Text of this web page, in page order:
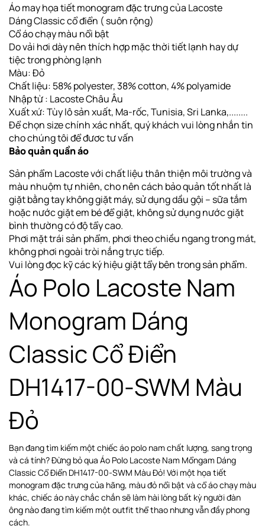
Áo may họa tiết monogram đặc trưng của Lacoste
Dáng Classic cổ điển ( suôn rộng)
Cổ áo chạy màu nổi bật
Do vải hơi dày nên thích hợp mặc thời tiết lạnh hay dự
tiệc trong phòng lạnh
Màu: Đỏ
Chất liệu: 58% polyester, 38% cotton, 4% polyamide
Nhập từ : Lacoste Châu Âu
Xuất xứ: Tùy lô sản xuất, Ma-rốc, Tunisia, Sri Lanka,........
Để chọn size chính xác nhất, quý khách vui lòng nhắn tin
cho chúng tôi để đươc tư vấn
Bảo quản quần áo
Sản phẩm Lacoste với chất liệu thân thiện môi trường và
màu nhuộm tự nhiên, cho nên cách bảo quản tốt nhất là
giặt bằng tay không giặt máy, sử dụng dầu gội – sữa tắm
hoặc nước giặt em bé để giặt, không sử dụng nước giặt
bình thường có độ tẩy cao.
Phơi mặt trái sản phẩm, phơi theo chiều ngangtrong mát,
không phơi ngoài tròi nắng trực tiếp.
Vui lòng đọc kỹ các ký hiệu giặt tẩy bên trong sản phẩm.
Áo Polo Lacoste Nam
Monogram Dáng
Classic Cổ Điển
DH1417-00-SWM Màu
Đỏ
Bạn đang tìm kiếm một chiếc áo polo nam chất lượng, sang trọng
và cá tính? Đừng bỏ qua Áo Polo Lacoste Nam Mổngam Dáng
Classic Cổ Điển DH1417-00-SWM Màu Đỏ! Với một họa tiết
monogram đặc trưng của hãng, màu đỏ nổi bật và cổ áo chạy màu
khác, chiếc áo này chắc chắn sẽ làm hài lòng bất kỳ người đàn
ông nào đang tìm kiếm một outfit thể thao nhưng vẫn đầy phong
cách.